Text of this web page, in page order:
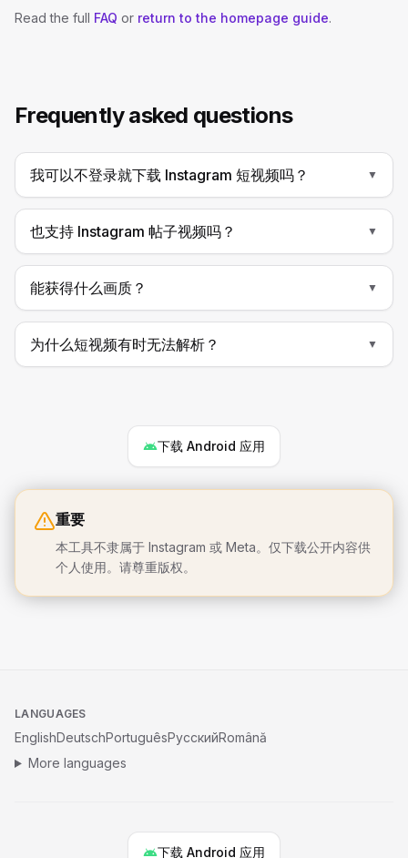
Read the full FAQ or return to the homepage guide.
Frequently asked questions
我可以不登录就下载 Instagram 短视频吗？ ▼
也支持 Instagram 帖子视频吗？ ▼
能获得什么画质？ ▼
为什么短视频有时无法解析？ ▼
下载 Android 应用
重要
本工具不隶属于 Instagram 或 Meta。仅下载公开内容供
个人使用。请尊重版权。
LANGUAGES
EnglishDeutschPortuguêsРусскийRomână
More languages
下载 Android 应用